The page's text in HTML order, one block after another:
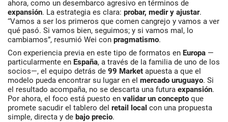
ahora, como un desembarco agresivo en términos de
expansión. La estrategia es clara: probar, medir y ajustar.
“Vamos a ser los primeros que comen cangrejo y vamos a ver
qué pasó. Si vamos bien, seguimos; y si vamos mal, lo
cambiamos”, resumió Wei con pragmatismo.
Con experiencia previa en este tipo de formatos en Europa —
particularmente en España, a través de la familia de uno de los
socios—, el equipo detrás de 99 Market apuesta a que el
modelo pueda encontrar su lugar en el mercado uruguayo. Si
el resultado acompaña, no se descarta una futura expansión.
Por ahora, el foco está puesto en validar un concepto que
promete sacudir el tablero del retail local con una propuesta
simple, directa y de bajo precio.